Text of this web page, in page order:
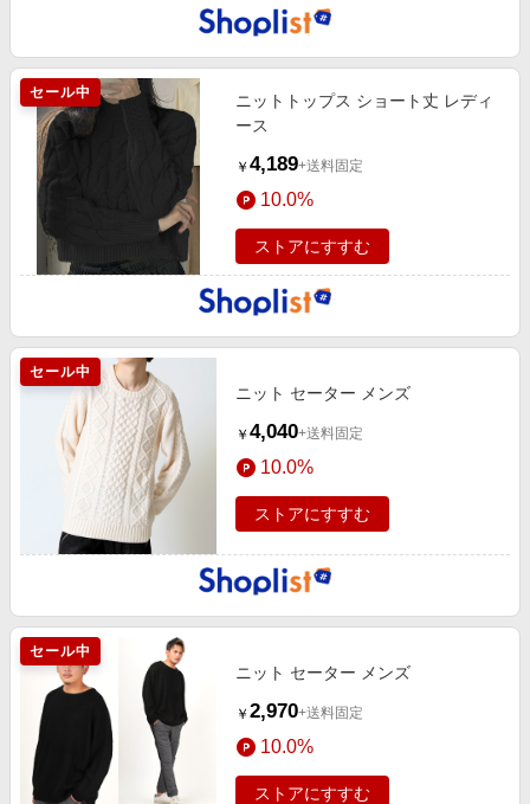
セール中
ニットトップス ショート丈 レディ
ース
￥ 4,189+送料固定
10.0%
ストアにすすむ
セール中
ニット セーター メンズ
￥ 4,040+送料固定
10.0%
ストアにすすむ
セール中
ニット セーター メンズ
￥ 2,970+送料固定
10.0%
ストアにすすむ